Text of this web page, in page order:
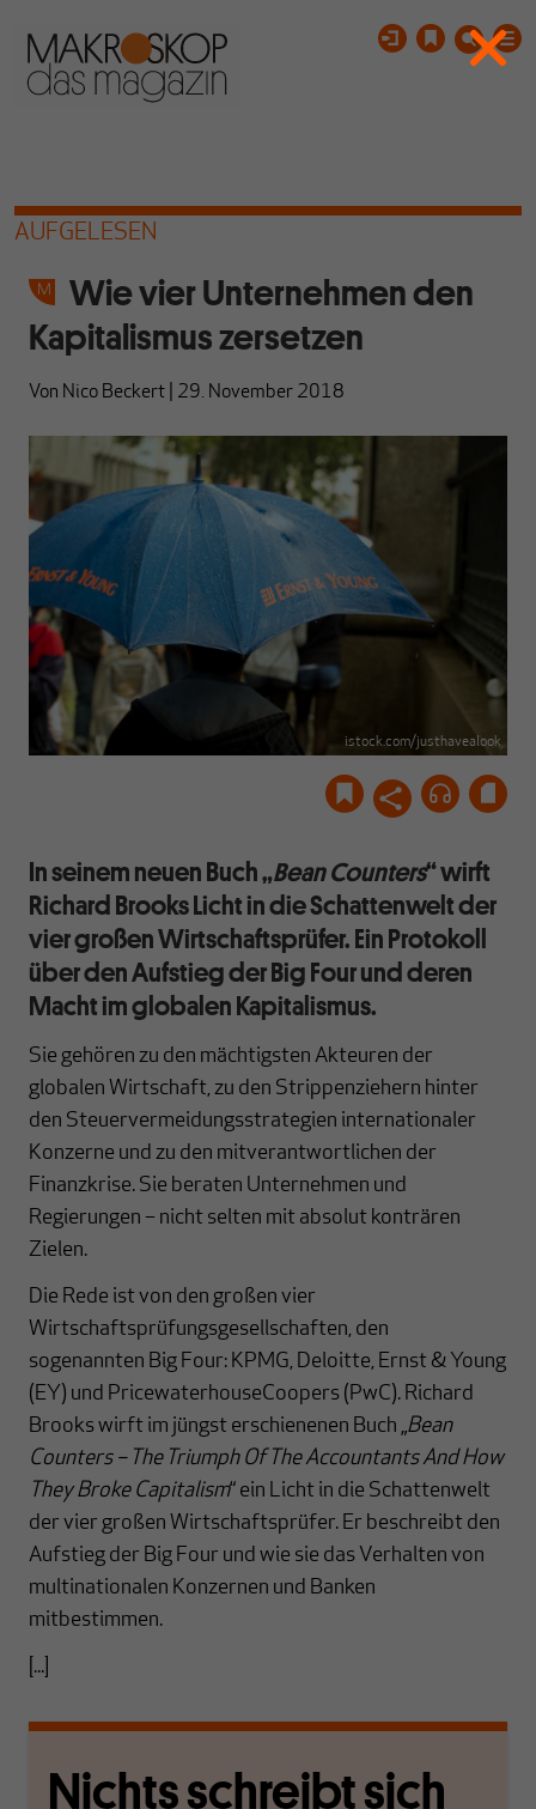
AUFGELESEN
Wie vier Unternehmen den
Kapitalismus zersetzen
Von Nico Beckert 29. November 2018
istock.com/justhavealook
In seinem neuen Buch „Bean Counters“ wirft
Richard Brooks Licht in die Schattenwelt der
vier großen Wirtschaftsprüfer. Ein Protokoll
über den Aufstieg der Big Four und deren
Macht im globalen Kapitalismus.
Sie gehören zu den mächtigsten Akteuren der
globalen Wirtschaft, zu den Strippenziehern hinter
den Steuervermeidungsstrategien internationaler
Konzerne und zu den mitverantwortlichen der
Finanzkrise. Sie beraten Unternehmen und
Regierungen – nicht selten mit absolut konträren
Zielen.
Die Rede ist von den großen vier
Wirtschaftsprüfungsgesellschaften, den
sogenannten Big Four: KPMG, Deloitte, Ernst & Young
(EY) und PricewaterhouseCoopers (PwC). Richard
Brooks wirft im jüngst erschienenen Buch „Bean
Counters – The Triumph Of The Accountants And How
They Broke Capitalism“ ein Licht in die Schattenwelt
der vier großen Wirtschaftsprüfer. Er beschreibt den
Aufstieg der Big Four und wie sie das Verhalten von
multinationalen Konzernen und Banken
mitbestimmen.
[...]
Nichts schreibt sich